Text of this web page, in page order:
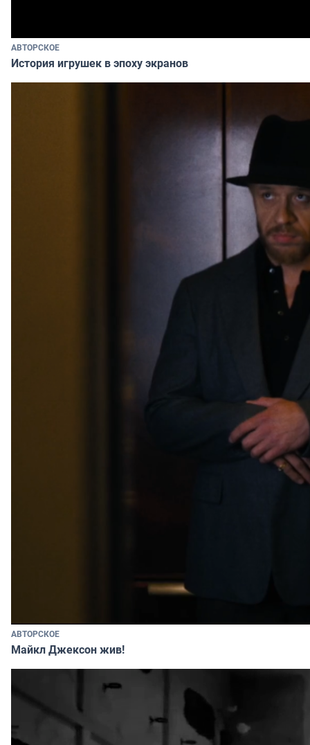
АВТОРСКОЕ
История игрушек в эпоху экранов
АВТОРСКОЕ
Майкл Джексон жив!